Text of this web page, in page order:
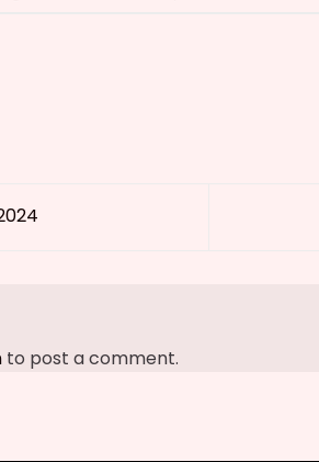
to post a comment.